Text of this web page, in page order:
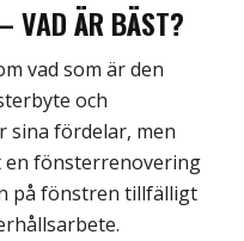
VAD ÄR BÄST?
vad som är den
och
sina fördelar, men
fönsterrenovering
på fönstren tillfälligt